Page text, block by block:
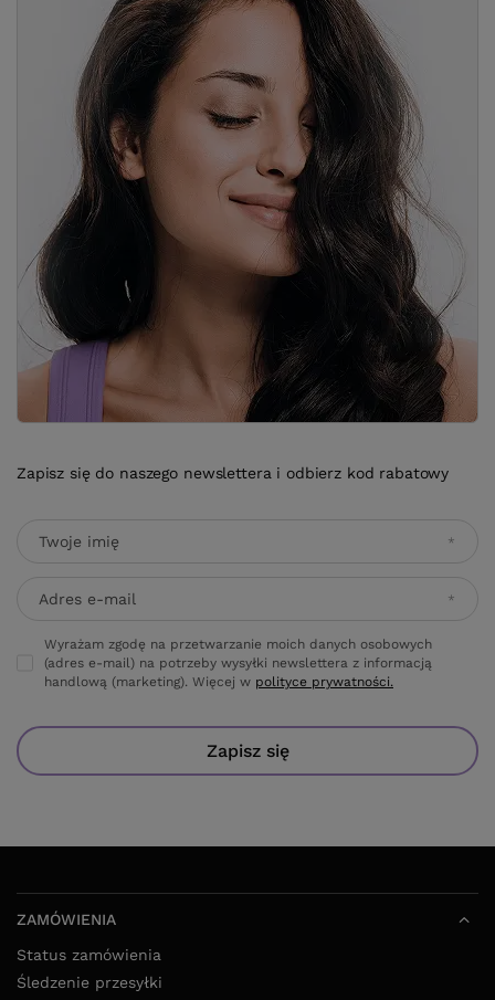
Zapisz się do naszego newslettera i odbierz kod rabatowy
Twoje imię
Adres e-mail
Wyrażam zgodę na przetwarzanie moich danych osobowych
(adres e-mail) na potrzeby wysyłki newslettera z informacją
handlową (marketing). Więcej w polityce prywatności.
Zapisz się
ZAMÓWIENIA
Status zamówienia
Śledzenie przesyłki